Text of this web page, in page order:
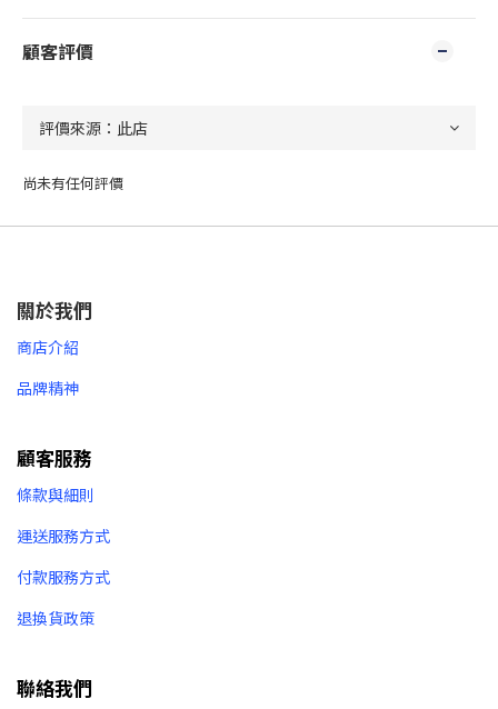
顧客評價
尚未有任何評價
關於我們
商店介紹
品牌精神
顧客服務
條款與細則
運送服務方式
付款服務方式
退換貨政策
聯絡我們